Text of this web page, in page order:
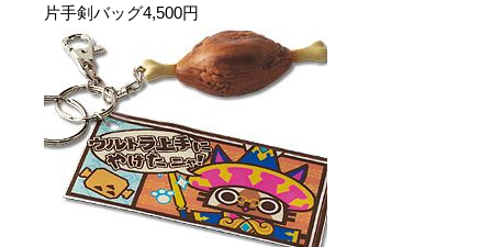
片手剣バッグ4,500円